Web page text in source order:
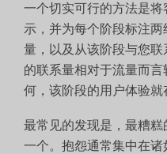
一个切实可行的方法是
示，并为每个阶段标注
量，以及从该阶段与您
的联系量相对于流量而
何，该阶段的用户体验就
最常见的发现是，最糟
一个。抱怨通常集中在